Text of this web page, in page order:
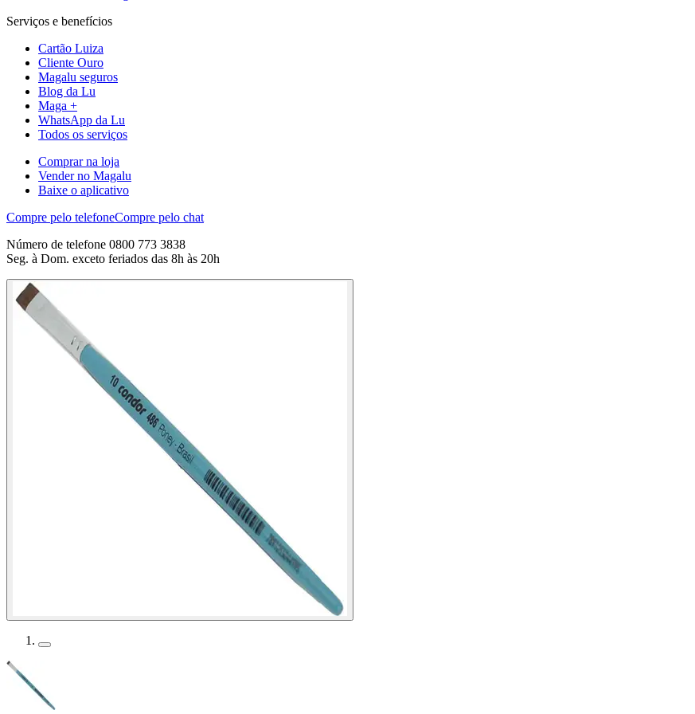
Serviços e benefícios
Cartão Luiza
Cliente Ouro
Magalu seguros
Blog da Lu
Maga +
WhatsApp da Lu
Todos os serviços
Comprar na loja
Vender no Magalu
Baixe o aplicativo
Compre pelo telefoneCompre pelo chat
Número de telefone 0800 773 3838
Seg. à Dom. exceto feriados das 8h às 20h